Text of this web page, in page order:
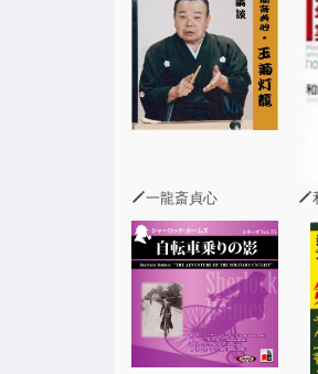
ただそうした一方で、
るようです。
なぜ、せっかく集め
えてみましょう」
──本書「序章 情報活
一龍斎貞心